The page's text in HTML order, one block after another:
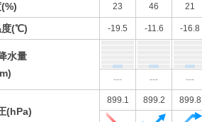
23 46 21
度(℃) -19.5 -11.6 -16.8
水量
--- --- ---
(hPa)
899.1 899.2 899.8